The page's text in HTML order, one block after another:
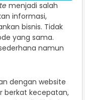
menjadi salah
informasi,
bisnis. Tidak
yang sama.
namun
dengan website
berkat kecepatan,